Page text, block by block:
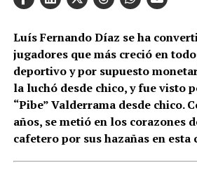
Luís Fernando Díaz se ha
jugadores que más creció en
deportivo y por supuesto
la luchó desde chico, y fue visto
“Pibe” Valderrama desde chico.
años, se metió en los corazones
cafetero por sus hazañas en esta